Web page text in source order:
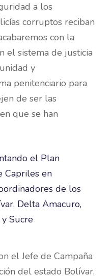
a los
corruptos reciban
con la
el sistema de justicia
y
penitenciario para
de ser las
que se han
el Jefe de Campaña
del estado Bolívar,